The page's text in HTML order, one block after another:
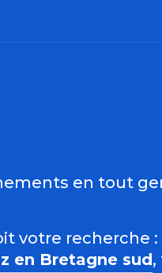
en tout
votre recherche :
en Bretagne sud,